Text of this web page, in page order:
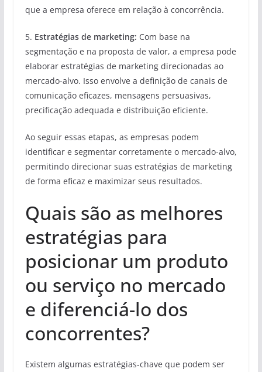
que a empresa oferece em relação à concorrência.
5. Estratégias de marketing: Com base na
segmentação e na proposta de valor, a empresa pode
elaborar estratégias de marketing direcionadas ao
mercado-alvo. Isso envolve a definição de canais de
comunicação eficazes, mensagens persuasivas,
precificação adequada e distribuição eficiente.
Ao seguir essas etapas, as empresas podem
identificar e segmentar corretamente o mercado-alvo,
permitindo direcionar suas estratégias de marketing
de forma eficaz e maximizar seus resultados.
Quais são as melhores
estratégias para
posicionar um produto
ou serviço no mercado
e diferenciá-lo dos
concorrentes?
Existem algumas estratégias-chave que podem ser